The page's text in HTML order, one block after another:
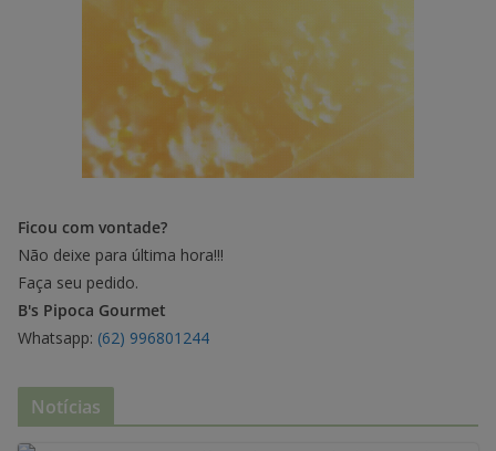
Ficou com vontade?
Não deixe para última hora!!!
Faça seu pedido.
B's Pipoca Gourmet
Whatsapp: (62) 996801244
Notícias